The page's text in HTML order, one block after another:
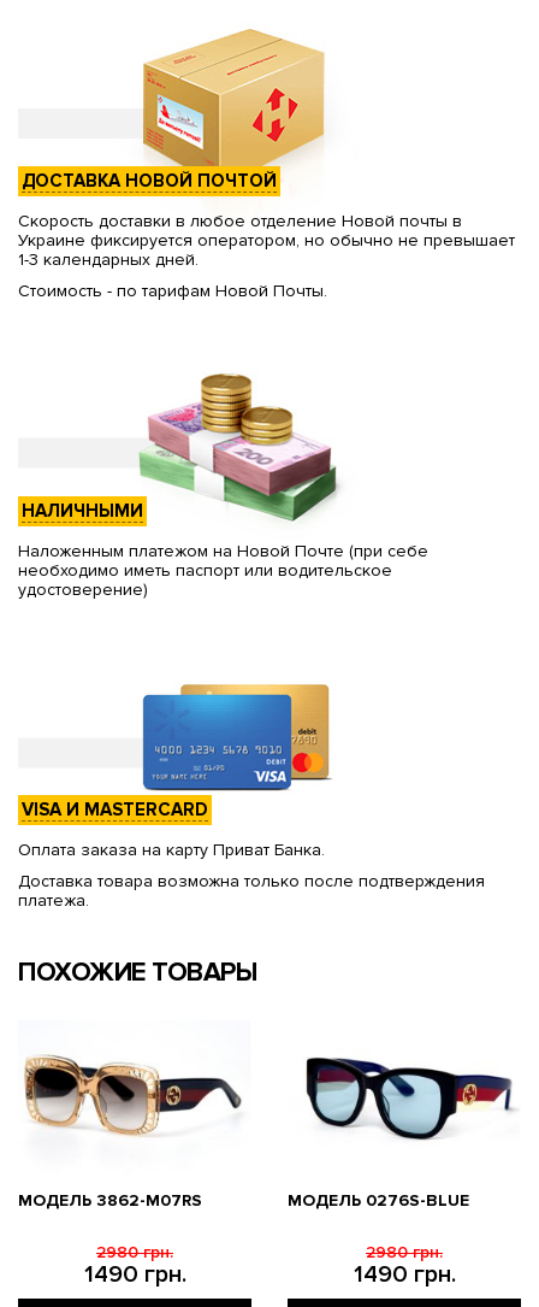
ДОСТАВКА НОВОЙ ПОЧТОЙ
Скорость доставки в любое отделение Новой почты в
Украине фиксируется оператором, но обычно не превышает
1-3 календарных дней.
Стоимость - по тарифам Новой Почты.
НАЛИЧНЫМИ
Наложенным платежом на Новой Почте (при себе
необходимо иметь паспорт или водительское
удостоверение)
VISA И MASTERCARD
Оплата заказа на карту Приват Банка.
Доставка товара возможна только после подтверждения
платежа.
ПОХОЖИЕ ТОВАРЫ
МОДЕЛЬ 3862-M07RS
1490 грн.
2980 грн.
МОДЕЛЬ 0276S-BLUE
1490 грн.
2980 грн.